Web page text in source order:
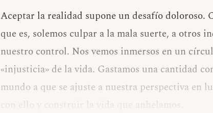
Aceptar la realidad supone un desafío doloroso.
que es, solemos culpar a la mala suerte, a otros
nuestro control. Nos vemos inmersos en un
«injusticia» de la vida. Gastamos una cantidad
mundo a que se ajuste a nuestra perspectiva en
con ello y construir la vida que anhelamos.